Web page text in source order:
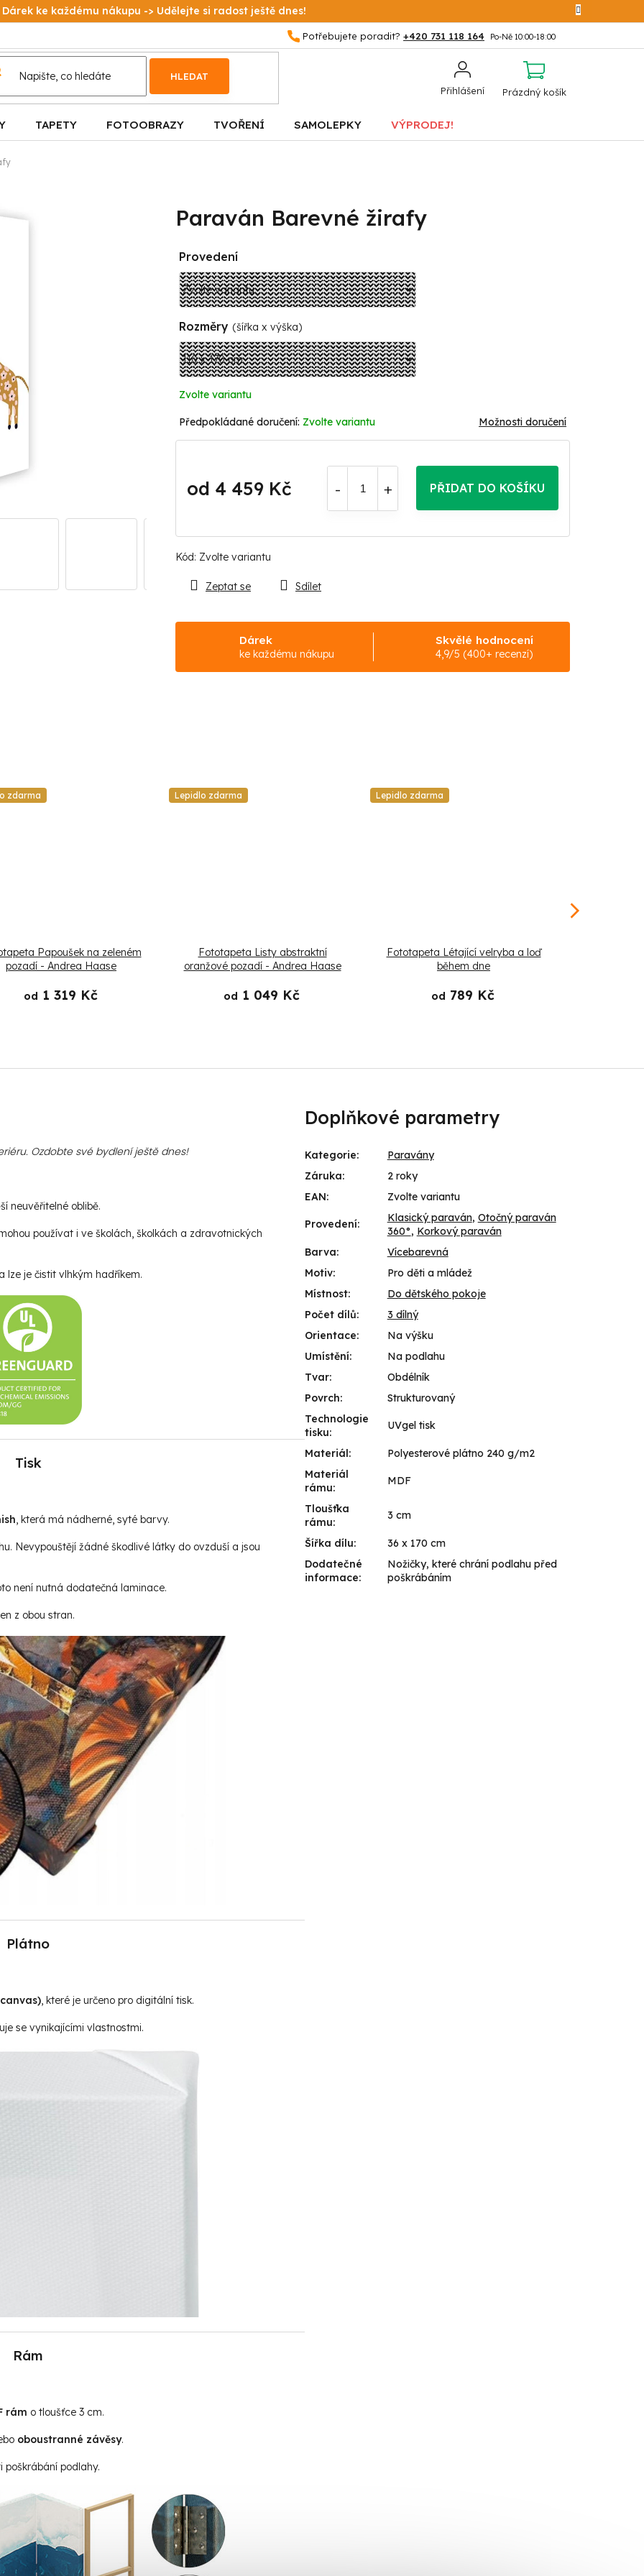
Dárek ke každému nákupu -> Udělejte si radost ještě dnes!
+420 731 118 164
Přihlášení
HLEDAT
NÁKUPNÍ
Prázdný košík
TAPETY FOTOOBRAZY TVOŘENÍ SAMOLEPKY VÝPRODEJ!
Paraván Barevné žirafy
Kód: Zvolte variantu
Provedení
Rozměry (šířka x výška)
Zvolte variantu
Zvolte variantu Možnosti doručení
od 4 459 Kč PŘIDAT DO KOŠÍKU
Dárek
ke každému nákupu
Skvělé hodnocení
4,9/5 (400+ recenzí)
Zeptat se Sdílet
zdarma
Papoušek na zeleném
pozadí - Andrea Haase
od 1 319 Kč
Lepidlo zdarma
Fototapeta Listy abstraktní
oranžové pozadí - Andrea Haase
od 1 049 Kč
Lepidlo zdarma
Fototapeta Létající velryba a loď
během dne
od 789 Kč
Ozdobte své bydlení ještě dnes!
neuvěřitelné oblibě.
používat i ve školách, školkách a zdravotnických
lze je čistit vlhkým hadříkem.
Tisk
, která má nádherné, syté barvy.
Nevypouštějí žádné škodlivé látky do ovzduší a jsou
není nutná dodatečná laminace.
z obou stran.
Plátno
, které je určeno pro digitální tisk.
se vynikajícími vlastnostmi.
Rám
rám o tloušťce 3 cm.
oboustranné závěsy.
poškrábání podlahy.
Doplňkové parametry
Kategorie:
Paravány
Záruka:
2 roky
EAN: Zvolte variantu
Provedení: Klasický paraván, Otočný paraván
360°, Korkový paraván
Barva:
Vícebarevná
Motiv:
Pro děti a mládež
Místnost:
Do dětského pokoje
Počet dílů:
3 dílný
Orientace:
Na výšku
Umístění:
Na podlahu
Tvar:
Obdélník
Povrch:
Strukturovaný
Technologie
tisku:
UVgel tisk
Materiál:
Polyesterové plátno 240 g/m2
Materiál
rámu:
MDF
Tloušťka
rámu:
3 cm
Šířka dílu:
36 x 170 cm
Dodatečné
informace:
Nožičky, které chrání podlahu před
poškrábáním